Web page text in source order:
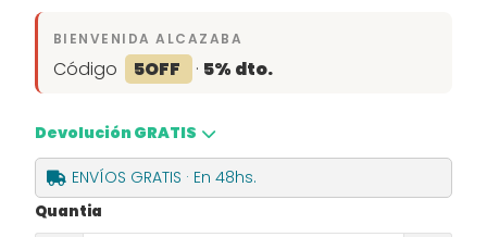
BIENVENIDA ALCAZABA
Código 5OFF · 5% dto.
Devolución GRATIS
ENVÍOS GRATIS · En 48hs.
Quantia